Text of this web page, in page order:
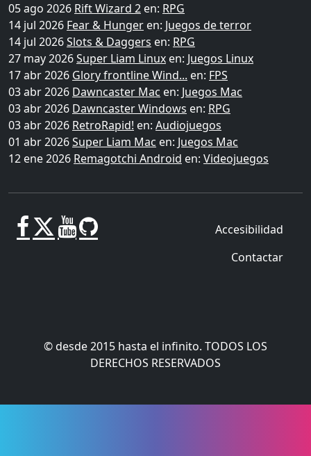
05 ago 2026 Rift Wizard 2 en: RPG
14 jul 2026 Fear & Hunger en: Juegos de terror
14 jul 2026Slots & Daggers en: RPG
27 may 2026Super Liam Linux en: Juegos Linux
17 abr 2026 Glory frontline Wind... en: FPS
03 abr 2026 Dawncaster Mac en: Juegos Mac
03 abr 2026 Dawncaster Windows en: RPG
03 abr 2026 RetroRapid! en: Audiojuegos
01 abr 2026Super Liam Mac en: Juegos Mac
12 ene 2026 Remagotchi Android en: Videojuegos
Accesibilidad
Contactar
© desde 2015 hasta el infinito. TODOS LOS
DERECHOS RESERVADOS